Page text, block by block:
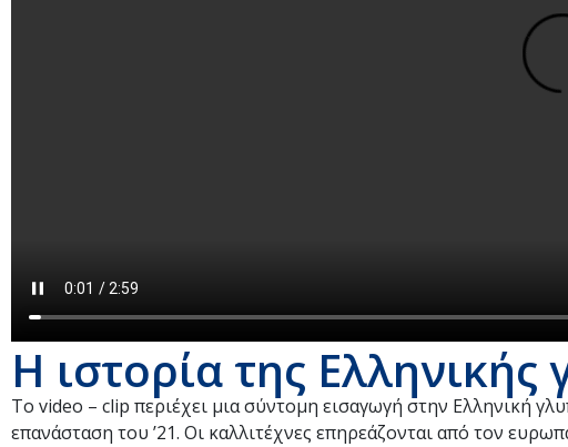
Η ιστορία της Ελληνικής
Το video – clip περιέχει μια σύντομη εισαγωγή στην Ελληνική
επανάσταση του ’21. Οι καλλιτέχνες επηρεάζονται από τον